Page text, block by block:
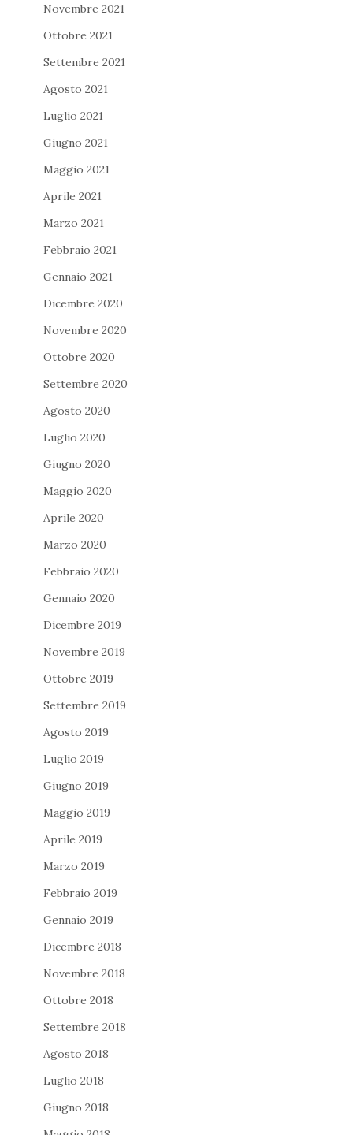
Novembre 2021
Ottobre 2021
Settembre 2021
Agosto 2021
Luglio 2021
Giugno 2021
Maggio 2021
Aprile 2021
Marzo 2021
Febbraio 2021
Gennaio 2021
Dicembre 2020
Novembre 2020
Ottobre 2020
Settembre 2020
Agosto 2020
Luglio 2020
Giugno 2020
Maggio 2020
Aprile 2020
Marzo 2020
Febbraio 2020
Gennaio 2020
Dicembre 2019
Novembre 2019
Ottobre 2019
Settembre 2019
Agosto 2019
Luglio 2019
Giugno 2019
Maggio 2019
Aprile 2019
Marzo 2019
Febbraio 2019
Gennaio 2019
Dicembre 2018
Novembre 2018
Ottobre 2018
Settembre 2018
Agosto 2018
Luglio 2018
Giugno 2018